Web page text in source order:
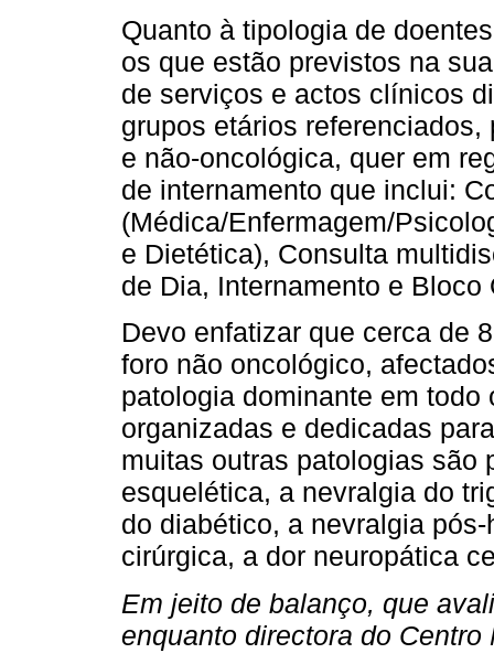
Quanto à tipologia de
os que estão previstos na
de serviços e actos clínicos
grupos etários
e não-oncológica, quer em
de internamento que inclui:
(Médica/Enfermagem/
e Dietética), Consulta
de Dia, Internamento e Bloco
Devo enfatizar que cerca de
foro não oncológico,
patologia dominante em
organizadas e dedicadas
muitas outras patologias são
esquelética, a nevralgia do
do diabético, a nevralgia
cirúrgica, a dor neuropática
Em jeito de balanço, que
enquanto directora do